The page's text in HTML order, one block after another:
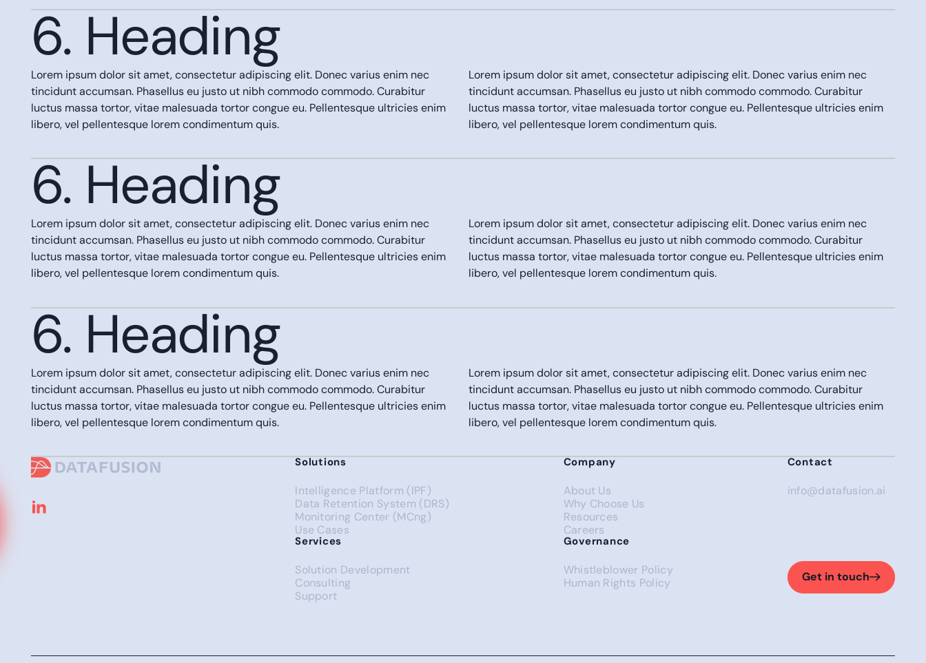
6. Heading
Lorem ipsum dolor sit amet, consectetur adipiscing elit. Donec varius enim nec
tincidunt accumsan. Phasellus eu justo ut nibh commodo commodo. Curabitur
luctus massa tortor, vitae malesuada tortor congue eu. Pellentesque ultricies enim
libero, vel pellentesque lorem condimentum quis.
Lorem ipsum dolor sit amet, consectetur adipiscing elit. Donec varius enim nec
tincidunt accumsan. Phasellus eu justo ut nibh commodo commodo. Curabitur
luctus massa tortor, vitae malesuada tortor congue eu. Pellentesque ultricies enim
libero, vel pellentesque lorem condimentum quis.
6. Heading
Lorem ipsum dolor sit amet, consectetur adipiscing elit. Donec varius enim nec
tincidunt accumsan. Phasellus eu justo ut nibh commodo commodo. Curabitur
luctus massa tortor, vitae malesuada tortor congue eu. Pellentesque ultricies enim
libero, vel pellentesque lorem condimentum quis.
Lorem ipsum dolor sit amet, consectetur adipiscing elit. Donec varius enim nec
tincidunt accumsan. Phasellus eu justo ut nibh commodo commodo. Curabitur
luctus massa tortor, vitae malesuada tortor congue eu. Pellentesque ultricies enim
libero, vel pellentesque lorem condimentum quis.
6. Heading
Lorem ipsum dolor sit amet, consectetur adipiscing elit. Donec varius enim nec
tincidunt accumsan. Phasellus eu justo ut nibh commodo commodo. Curabitur
luctus massa tortor, vitae malesuada tortor congue eu. Pellentesque ultricies enim
libero, vel pellentesque lorem condimentum quis.
Lorem ipsum dolor sit amet, consectetur adipiscing elit. Donec varius enim nec
tincidunt accumsan. Phasellus eu justo ut nibh commodo commodo. Curabitur
luctus massa tortor, vitae malesuada tortor congue eu. Pellentesque ultricies enim
libero, vel pellentesque lorem condimentum quis.
Solutions
Intelligence Platform (IPF)
Data Retention System (DRS)
Monitoring Center (MCng)
Use Cases
Services
Solution Development
Consulting
Support
Company
About Us
Why Choose Us
Resources
Careers
Governance
Whistleblower Policy
Human Rights Policy
Contact
info@datafusion.ai
Get in touch
Get in touch